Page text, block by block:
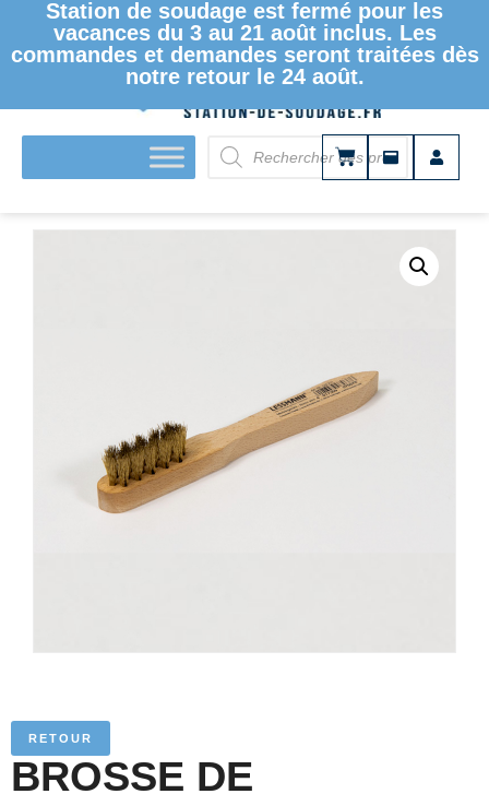
Station de soudage est fermé pour les
vacances du 3 au 21 août inclus. Les
commandes et demandes seront traitées dès
notre retour le 24 août.
PANNES À SOUDER ET DESSOUDER
RETOUR
BROSSE DE